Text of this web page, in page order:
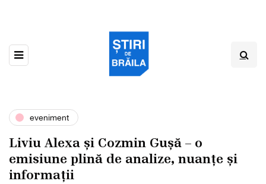
eveniment
Liviu Alexa și Cozmin Gușă – o
emisiune plină de analize, nuanțe și
informații